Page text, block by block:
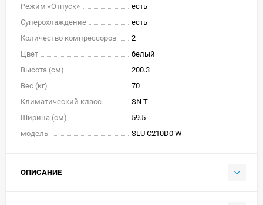
Режим «Отпуск»
есть
Суперохлаждение
есть
Количество компрессоров
2
Цвет
белый
Высота (см)
200.3
Вес (кг)
70
Климатический класс
SN T
Ширина (см)
59.5
модель
SLU C210D0 W
ОПИСАНИЕ